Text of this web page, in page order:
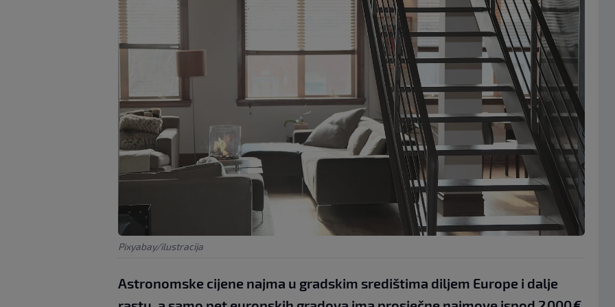
Pixyabay/ilustracija
Astronomske cijene najma u gradskim središtima diljem Europe i dalje